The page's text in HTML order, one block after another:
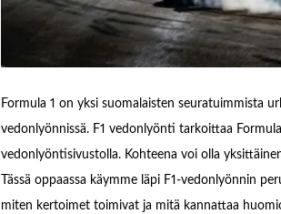
Formula 1 on yksi suomalaisten seuratuimmista
vedonlyönnissä. F1 vedonlyönti tarkoittaa
vedonlyöntisivustolla. Kohteena voi olla
Tässä oppaassa käymme läpi F1-vedonlyönnin
miten kertoimet toimivat ja mitä kannattaa